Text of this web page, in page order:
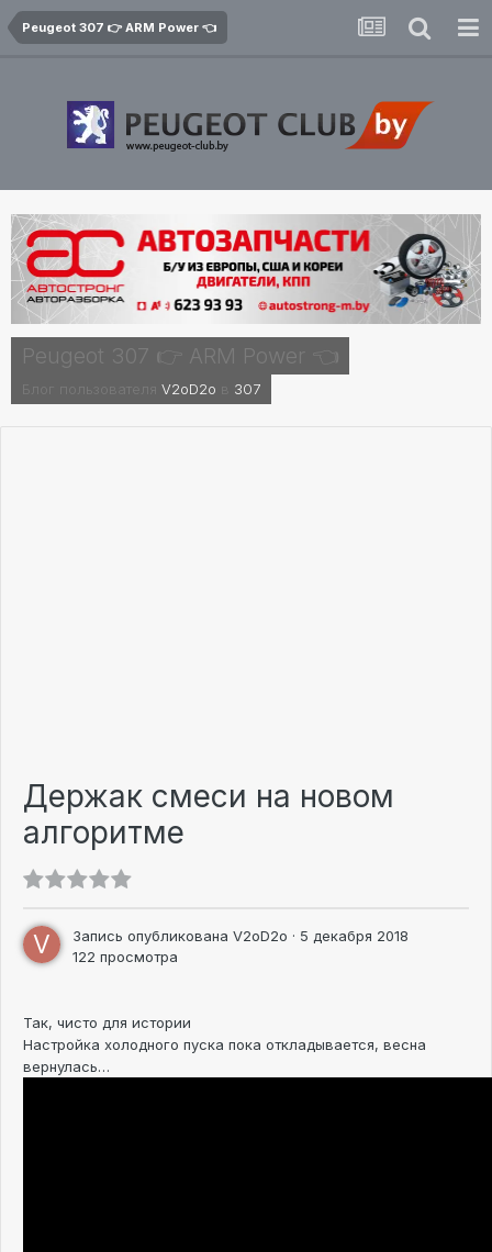
Peugeot 307 👉 ARM Power 👈
Peugeot 307 👉 ARM Power 👈
Блог пользователя V2oD2o 307
Держак смеси на новом
алгоритме
Запись опубликована V2oD2o · 5 декабря 2018
122 просмотра
Так, чисто для истории
Настройка холодного пуска пока откладывается, весна
вернулась…